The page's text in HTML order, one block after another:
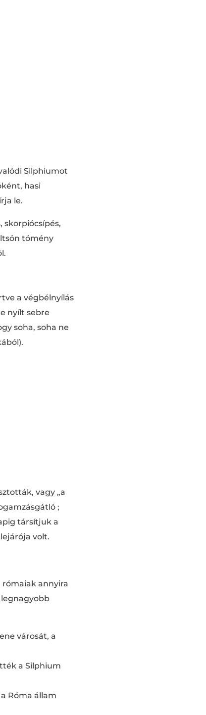
Silphiumot
hasi
le.
skorpiócsípés,
tömény
a végbélnyílás
nyílt sebre
soha, soha ne
vagy „a
;
társítjuk a
volt.
rómaiak annyira
városát, a
a Silphium
Róma állam